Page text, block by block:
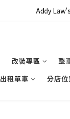
全單滿Addy
改裝專區 整
出租單車
分店位